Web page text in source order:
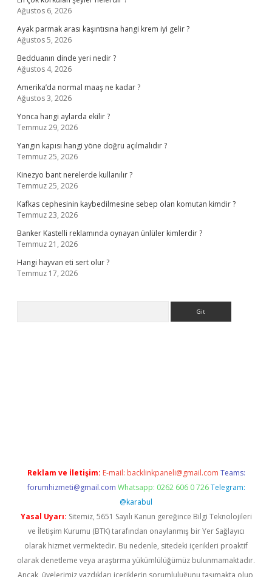
Ağustos 6, 2026
Ayak parmak arası kaşıntısına hangi krem iyi gelir ?
Ağustos 5, 2026
Bedduanın dinde yeri nedir ?
Ağustos 4, 2026
Amerika’da normal maaş ne kadar ?
Ağustos 3, 2026
Yonca hangi aylarda ekilir ?
Temmuz 29, 2026
Yangın kapısı hangi yöne doğru açılmalıdır ?
Temmuz 25, 2026
Kinezyo bant nerelerde kullanılır ?
Temmuz 25, 2026
Kafkas cephesinin kaybedilmesine sebep olan komutan kimdir ?
Temmuz 23, 2026
Banker Kastelli reklamında oynayan ünlüler kimlerdir ?
Temmuz 21, 2026
Hangi hayvan eti sert olur ?
Temmuz 17, 2026
Reklam ve İletişim: E-mail: backlinkpaneli@gmail.com Teams:
forumhizmeti@gmail.com Whatsapp: 0262 606 0 726 Telegram:
@karabul
Yasal Uyarı: Sitemiz, 5651 Sayılı Kanun gereğince Bilgi Teknolojileri
ve İletişim Kurumu (BTK) tarafından onaylanmış bir Yer Sağlayıcı
olarak hizmet vermektedir. Bu nedenle, sitedeki içerikleri proaktif
olarak denetleme veya araştırma yükümlülüğümüz bulunmamaktadır.
Ancak, üyelerimiz yazdıkları içeriklerin sorumluluğunu taşımakta olup,